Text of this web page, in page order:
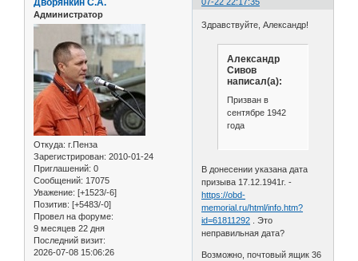
Дворянкин С.А.
Администратор
Откуда: г.Пенза
Зарегистрирован: 2010-01-24
Приглашений: 0
Сообщений: 17075
Уважение: [+1523/-6]
Позитив: [+5483/-0]
Провел на форуме:
9 месяцев 22 дня
Последний визит:
2026-07-08 15:06:26
Здравствуйте, Александр!
Александр
Сивов
написал(а):
Призван в
сентябре 1942
года
В донесении указана дата
призыва 17.12.1941г. -
https://obd-
memorial.ru/html/info.htm?
id=61811292 . Это
неправильная дата?
Возможно, почтовый ящик 36